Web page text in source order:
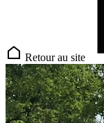
Retour au site